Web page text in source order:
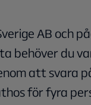
AB och
behöver du
att svara
för fyra